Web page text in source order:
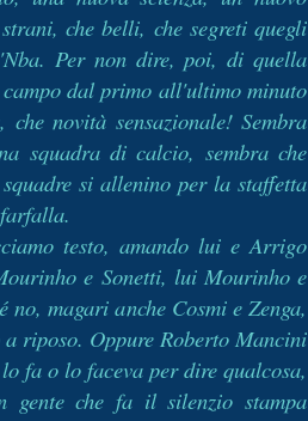
che belli, che segreti quegli
Per non dire, poi, di quella
dal primo all'ultimo minuto
novità sensazionale! Sembra
squadra di calcio, sembra che
si allenino per la staffetta
testo, amando lui e Arrigo
e Sonetti, lui Mourinho e
magari anche Cosmi e Zenga,
riposo. Oppure Roberto Mancini
fa o lo faceva per dire qualcosa,
gente che fa il silenzio stampa